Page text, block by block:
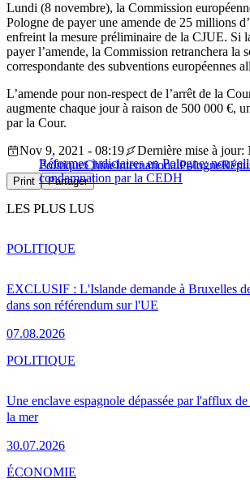
Lundi (8 novembre), la Commission
Pologne de payer une amende de 25 millions
enfreint la mesure préliminaire de la CJUE. Si
payer l’amende, la Commission retranchera la
correspondante des subventions européennes
L’amende pour non-respect de l’arrêt de la
augmente chaque jour à raison de 500 000 €,
par la Cour.
Réformes judiciaires en Pologne:
condamnation par la CEDH
Nov 9, 2021 - 08:19
Dernière mise à
PolitiqueChineInternationalPologne
Print Partager
LES PLUS LUS
EXCLUSIF : L'Islande demande à Bruxelles
dans son référendum sur l'UE
07.08.2026
POLITIQUE
Une enclave espagnole dépassée par l'afflux
la mer
30.07.2026
POLITIQUE
ÉCONOMIE